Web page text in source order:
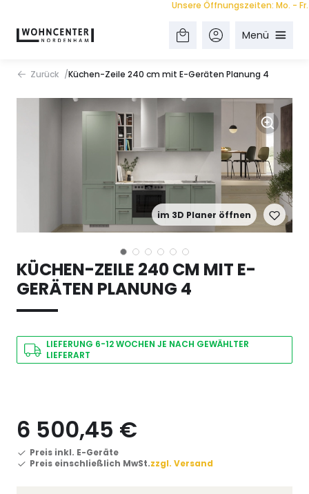
Unsere Öffnungszeiten: Mo. - Fr.
Menü
Zurück Küchen-Zeile 240 cm mit E-Geräten Planung 4
im 3D Planer öffnen
KÜCHEN-ZEILE 240 CM MIT E-
GERÄTEN PLANUNG 4
LIEFERUNG 6-12 WOCHEN JE NACH GEWÄHLTER
LIEFERART
6 500,45 €
Preis inkl. E-Geräte
Preis einschließlich MwSt.zzgl. Versand